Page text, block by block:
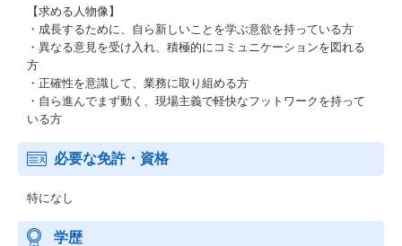
【求める人物像】
・成長するために、自ら新しいことを学ぶ意欲を持っている方
・異なる意見を受け入れ、積極的にコミュニケーションを図れる
方
・正確性を意識して、業務に取り組める方
・自ら進んでまず動く、現場主義で軽快なフットワークを持って
いる方
必要な免許・資格
特になし
学歴